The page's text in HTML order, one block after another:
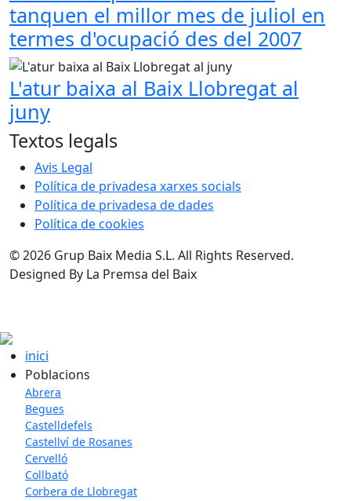
tanquen el millor mes de juliol en
termes d'ocupació des del 2007
L'atur baixa al Baix Llobregat al
juny
Textos legals
Avis Legal
Política de privadesa xarxes socials
Política de privadesa de dades
Política de cookies
© 2026 Grup Baix Media S.L. All Rights Reserved.
Designed By La Premsa del Baix
inici
Poblacions
Abrera
Begues
Castelldefels
Castellví de Rosanes
Cervelló
Collbató
Corbera de Llobregat